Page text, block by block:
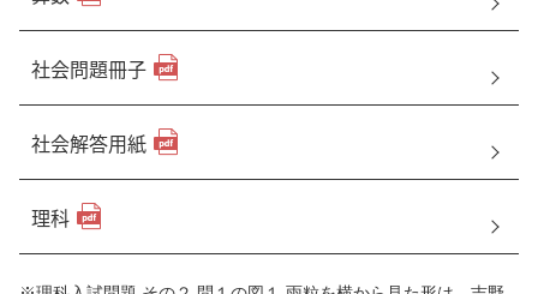
社会問題冊子
社会解答用紙
理科